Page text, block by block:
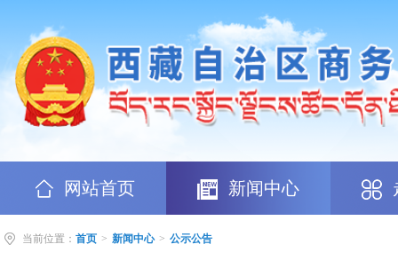
网站首页 新闻中心
当前位置： 首页 > 新闻中心 > 公示公告